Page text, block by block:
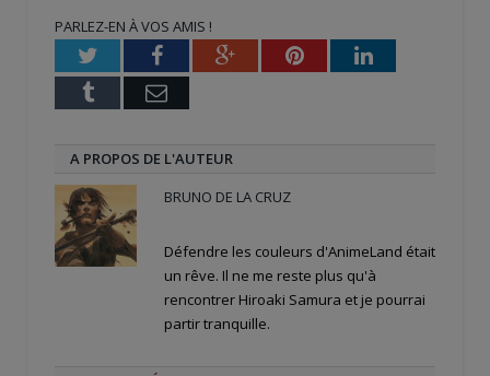
fenêtre) fenêtre) nouvelle
fenêtre)
PARLEZ-EN À VOS AMIS !
TwitterFacebookGoogle+PinterestLinkedIn
Tumblr Email
A PROPOS DE L'AUTEUR
BRUNO DE LA CRUZ
Défendre les couleurs d'AnimeLand était
un rêve. Il ne me reste plus qu'à
rencontrer Hiroaki Samura et je pourrai
partir tranquille.